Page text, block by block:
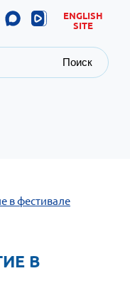
ENGLISH
SITE
Поиск
в фестивале
В